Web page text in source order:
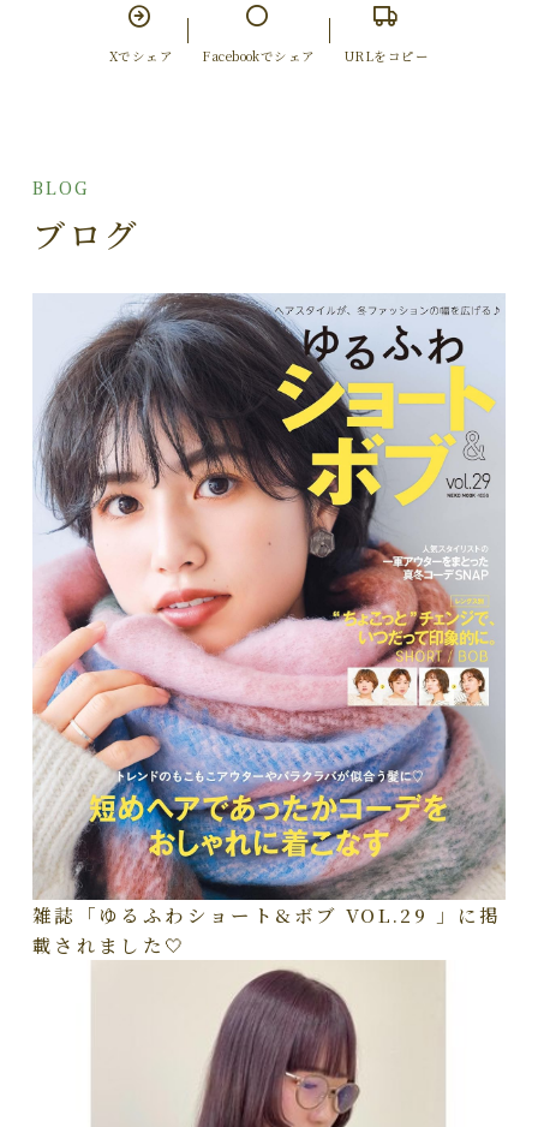
Xでシェア Facebookでシェア URLをコピー
BLOG
ブログ
雑誌「ゆるふわショート&ボブ VOL.29 」に掲
載されました🤍